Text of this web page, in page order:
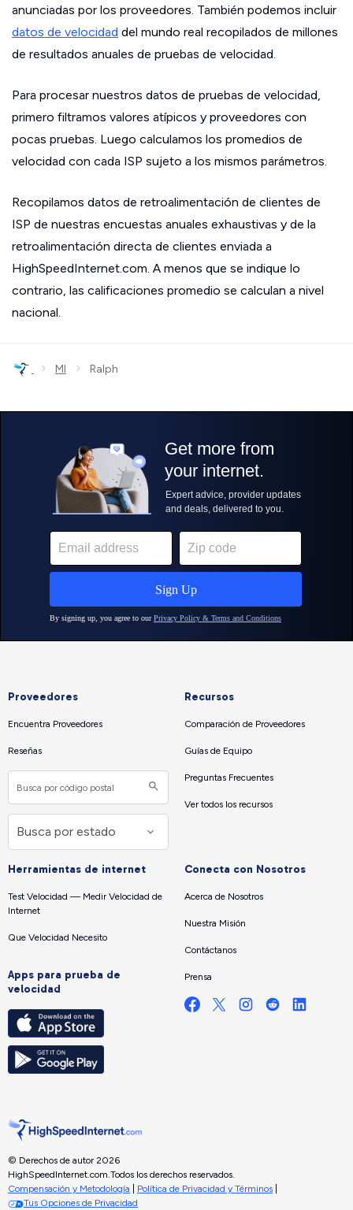
anunciadas por los proveedores. También podemos incluir
datos de velocidad del mundo real recopilados de millones
de resultados anuales de pruebas de velocidad.
Para procesar nuestros datos de pruebas de velocidad,
primero filtramos valores atípicos y proveedores con
pocas pruebas. Luego calculamos los promedios de
velocidad con cada ISP sujeto a los mismos parámetros.
Recopilamos datos de retroalimentación de clientes de
ISP de nuestras encuestas anuales exhaustivas y de la
retroalimentación directa de clientes enviada a
HighSpeedInternet.com. A menos que se indique lo
contrario, las calificaciones promedio se calculan a nivel
nacional.
› MI › Ralph
Proveedores
Encuentra Proveedores
Reseñas
Recursos
Comparación de Proveedores
Guías de Equipo
Preguntas Frecuentes
Ver todos los recursos
Herramientas de internet
Test Velocidad — Medir Velocidad de
Internet
Que Velocidad Necesito
Apps para prueba de
velocidad
Conecta con Nosotros
Acerca de Nosotros
Nuestra Misión
Contáctanos
Prensa
© Derechos de autor 2026
HighSpeedInternet.com. Todos los derechos reservados.
Compensación y Metodología
Política de Privacidad y Términos
Tus Opciones de Privacidad